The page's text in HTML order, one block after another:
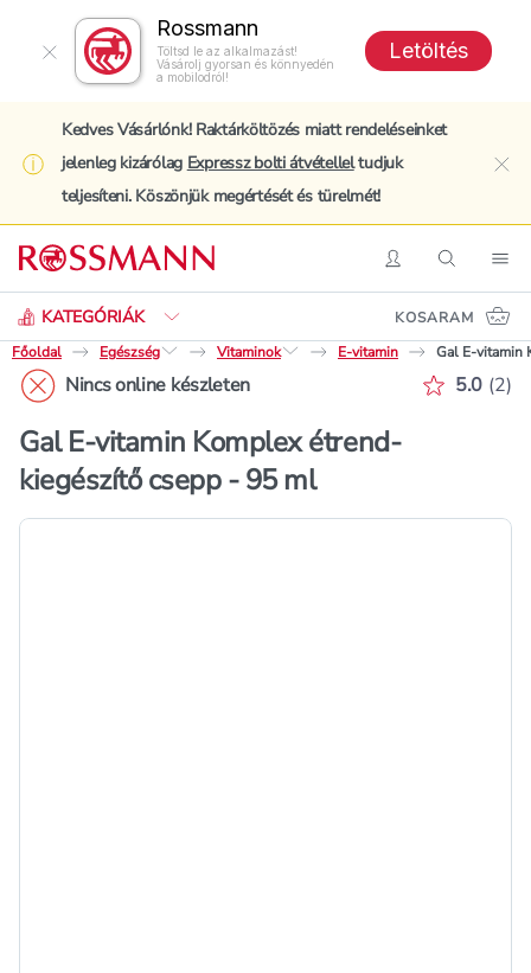
Rossmann
Töltsd le az alkalmazást!
Vásárolj gyorsan és könnyedén
a mobilodról!
Letöltés
Kedves Vásárlónk! Raktárköltözés miatt rendeléseinket
jelenleg kizárólag Expressz bolti átvételleltudjuk
teljesíteni. Köszönjük megértését és türelmét!
BelépésKeresés
KATEGÓRIÁK
Keresés
KOSARAM
Főoldal
Egészség Vitaminok E-vitamin Gal E-vitamin
Nincs online készleten 5.0 (2)
Gal E-vitamin Komplex étrend-
kiegészítő csepp - 95 ml